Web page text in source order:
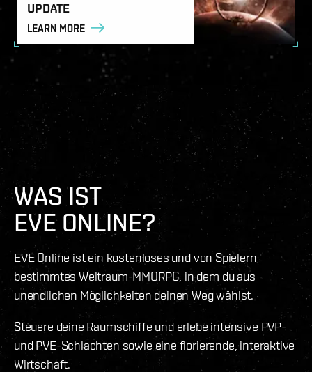
UPDATE
LEARN MORE
WAS IST
EVE ONLINE?
EVE Online ist ein kostenloses und von Spielern
bestimmtes Weltraum-MMORPG, in dem du aus
unendlichen Möglichkeiten deinen Weg wählst.
Steuere deine Raumschiffe und erlebe intensive PVP-
und PVE-Schlachten sowie eine florierende, interaktive
Wirtschaft.